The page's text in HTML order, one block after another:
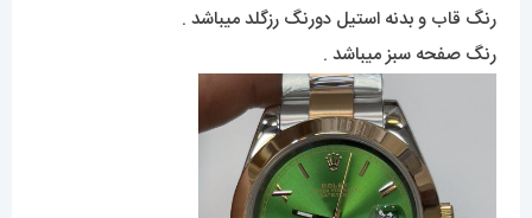
رنگ قاب و بدنه استیل دورنگ رزگلد میباشد .
رنگ صفحه سبز میباشد .